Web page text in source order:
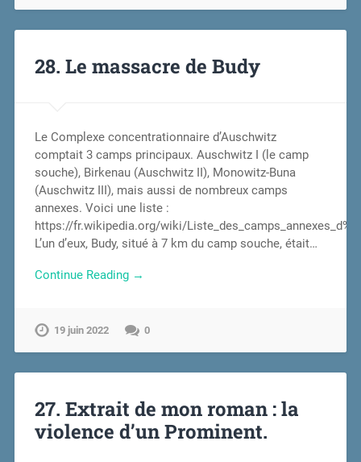
28. Le massacre de Budy
Le Complexe concentrationnaire d’Auschwitz
comptait 3 camps principaux. Auschwitz I (le camp
souche), Birkenau (Auschwitz II), Monowitz-Buna
(Auschwitz III), mais aussi de nombreux camps
annexes. Voici une liste :
https://fr.wikipedia.org/wiki/
L’un d’eux, Budy, situé à 7 km du camp souche, était…
Continue Reading →
19 juin 2022 0
27. Extrait de mon roman : la
violence d’un Prominent.